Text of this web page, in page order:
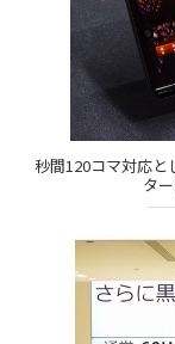
秒間120コマ対応と
タ